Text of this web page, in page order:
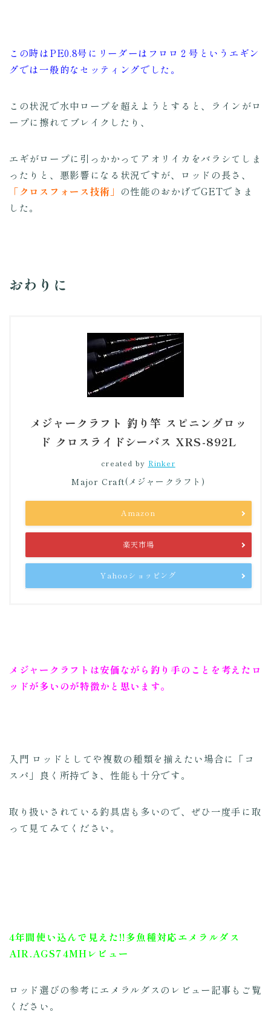
この時はPE0.8号にリーダーはフロロ２号というエギン
グでは一般的なセッティングでした。
この状況で水中ロープを超えようとすると、ラインがロ
ープに擦れてブレイクしたり、
エギがロープに引っかかってアオリイカをバラシてしま
ったりと、悪影響になる状況ですが、ロッドの長さ、
「クロスフォース技術」 の性能のおかげでGETできま
した。
おわりに
メジャークラフト 釣り竿 スピニングロッ
ド クロスライドシーバス XRS-892L
created by Rinker
Major Craft(メジャークラフト)
Amazon
楽天市場
Yahooショッピング
メジャークラフトは安価ながら釣り手のことを考えたロ
ッドが多いのが特徴かと思います。
入門 ロッドとしてや複数の種類を揃えたい場合に「コ
スパ」良く所持でき、性能も十分です。
取り扱いされている釣具店も多いので、ぜひ一度手に取
って見てみてください。
4年間使い込んで見えた!!多魚種対応エメラルダス
AIR.AGS74MHレビュー
ロッド選びの参考にエメラルダスのレビュー記事もご覧
ください。